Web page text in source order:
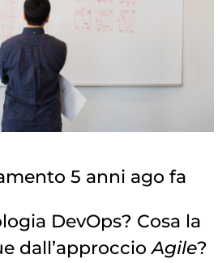
5 anni ago fa
DevOps? Cosa la
dall’approccioAgile?